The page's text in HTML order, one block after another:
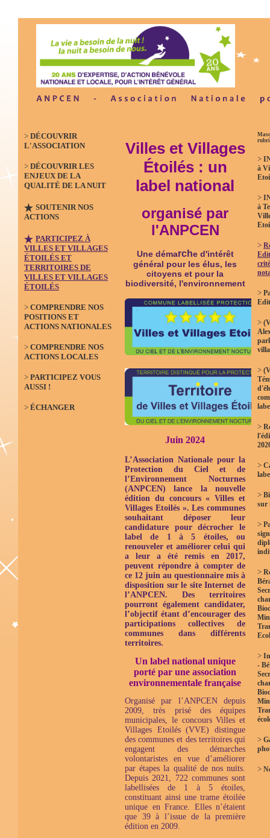
> DÉCOUVRIR
L'ASSOCIATION
> DÉCOUVRIR LES
ENJEUX DE LA
QUALITÉ DE LA NUIT
SOUTENIR NOS
ACTIONS
PARTICIPEZ À
VILLES ET VILLAGES
ÉTOILÉS ET
TERRITOIRES DE
VILLES ET VILLAGES
ÉTOILÉS
> COMPRENDRE NOS
POSITIONS ET
ACTIONS NATIONALES
> COMPRENDRE NOS
ACTIONS LOCALES
> PARTICIPEZ VOUS
AUSSI !
> ÉCHANGER
Villes et Villages
Étoilés : un
label national
organisé par
l'ANPCEN
Une démarche d'intérêt
général pour les élus, les
citoyens et pour la
biodiversité, l'environnement
Juin 2024
L’Association Nationale pour la
Protection du Ciel et de
l’Environnement Nocturnes
(ANPCEN) lance la nouvelle
édition du concours « Villes et
Villages Etoilés ». Les communes
souhaitant déposer leur
candidature pour décrocher le
label de 1 à 5 étoiles, ou
renouveler et améliorer celui qui
a leur a été remis en 2017,
peuvent répondre à compter de
ce 12 juin au questionnaire mis à
disposition sur le site Internet de
l’ANPCEN. Des territoires
pourront également candidater,
l’objectif étant d’encourager des
participations collectives de
communes dans différents
territoires.
Un label national unique
porté par une association
environnementale française
Organisé par l’ANPCEN depuis
2009, très prisé des équipes
municipales, le concours Villes et
Villages Etoilés (VVE) distingue
des communes et des territoires qui
engagent des démarches
volontaristes en vue d’améliorer
par étapes la qualité de nos nuits.
Depuis 2021, 722 communes sont
labellisées de 1 à 5 étoiles,
constituant ainsi une trame étoilée
unique en France. Elles n’étaient
que 39 à l’issue de la première
édition en 2009.
>
à
>
à
>
>
>
>
>
>
>
sur
>
>
>
-
>
>